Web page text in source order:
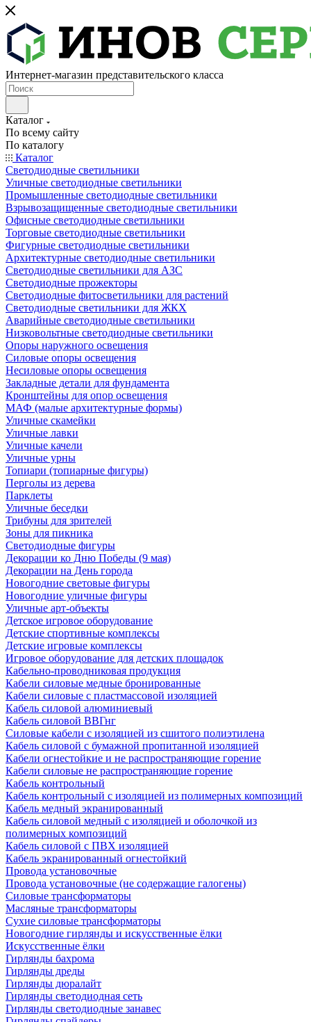
Интернет-магазин представительского класса
Каталог
По всему сайту
По каталогу
Каталог
Светодиодные светильники
Уличные светодиодные светильники
Промышленные светодиодные светильники
Взрывозащищенные светодиодные светильники
Офисные светодиодные светильники
Торговые светодиодные светильники
Фигурные светодиодные светильники
Архитектурные светодиодные светильники
Светодиодные светильники для АЗС
Светодиодные прожекторы
Светодиодные фитосветильники для растений
Светодиодные светильники для ЖКХ
Аварийные светодиодные светильники
Низковольтные светодиодные светильники
Опоры наружного освещения
Силовые опоры освещения
Несиловые опоры освещения
Закладные детали для фундамента
Кронштейны для опор освещения
МАФ (малые архитектурные формы)
Уличные скамейки
Уличные лавки
Уличные качели
Уличные урны
Топиари (топиарные фигуры)
Перголы из дерева
Парклеты
Уличные беседки
Трибуны для зрителей
Зоны для пикника
Светодиодные фигуры
Декорации ко Дню Победы (9 мая)
Декорации на День города
Новогодние световые фигуры
Новогодние уличные фигуры
Уличные арт-объекты
Детское игровое оборудование
Детские спортивные комплексы
Детские игровые комплексы
Игровое оборудование для детских площадок
Кабельно-проводниковая продукция
Кабели силовые медные бронированные
Кабели силовые с пластмассовой изоляцией
Кабель силовой алюминиевый
Кабель силовой ВВГнг
Силовые кабели с изоляцией из сшитого полиэтилена
Кабель силовой с бумажной пропитанной изоляцией
Кабели огнестойкие и не распространяющие горение
Кабели силовые не распространяющие горение
Кабель контрольный
Кабель контрольный с изоляцией из полимерных композиций
Кабель медный экранированный
Кабель силовой медный с изоляцией и оболочкой из
полимерных композиций
Кабель силовой с ПВХ изоляцией
Кабель экранированный огнестойкий
Провода установочные
Провода установочные (не содержащие галогены)
Силовые трансформаторы
Масляные трансформаторы
Сухие силовые трансформаторы
Новогодние гирлянды и искусственные ёлки
Искусственные ёлки
Гирлянды бахрома
Гирлянды дреды
Гирлянды дюралайт
Гирлянды светодиодная сеть
Гирлянды светодиодные занавес